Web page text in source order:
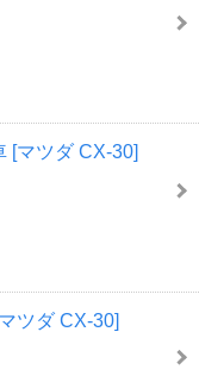
[マツダ CX-30]
ツダ CX-30]